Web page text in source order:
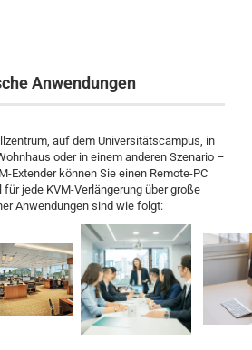
Anwendungen
auf dem Universitätscampus, in
oder in einem anderen Szenario –
Extender können Sie einen Remote-PC
jede KVM-Verlängerung über große
Anwendungen sind wie folgt: